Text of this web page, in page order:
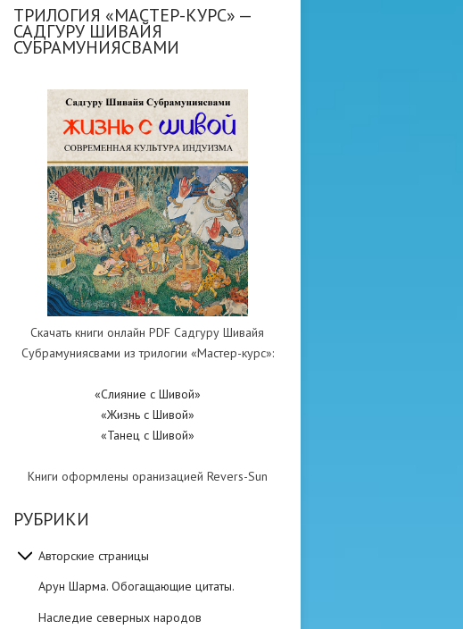
ТРИЛОГИЯ «МАСТЕР-КУРС» —
САДГУРУ ШИВАЙЯ
СУБРАМУНИЯСВАМИ
Скачать книги онлайн PDF Садгуру Шивайя
Субрамуниясвами из трилогии «Мастер-курс»:
«Слияние с Шивой»
«Жизнь с Шивой»
«Танец с Шивой»
Книги оформлены оранизацией Revers-Sun
РУБРИКИ
Авторские страницы
Арун Шарма. Обогащающие цитаты.
Наследие северных народов